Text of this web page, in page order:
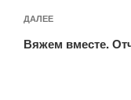
Следующая
запись
ДАЛЕЕ
Вяжем вместе.